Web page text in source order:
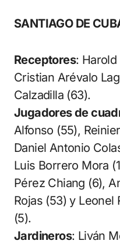
SANTIAGO DE
Receptores: Harold
Cristian Arévalo
Calzadilla (63).
Jugadores de
Alfonso (55),
Daniel Antonio
Luis Borrero Mora
Pérez Chiang (6),
Rojas (53) y Leonel
(5).
Jardineros: Liván